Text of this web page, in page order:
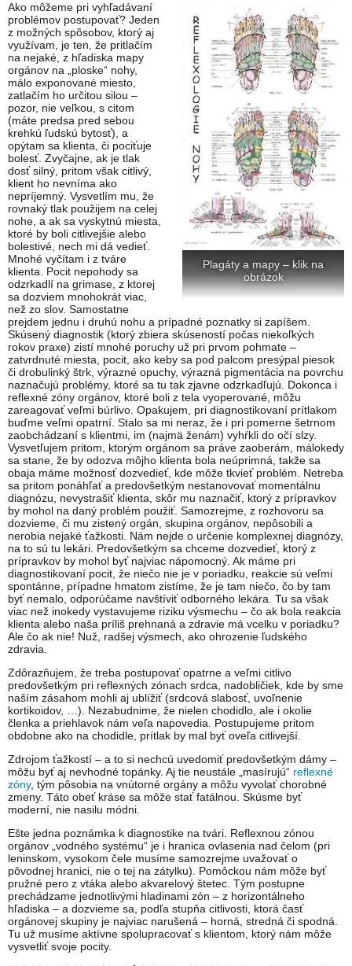
Plagáty a mapy – klik na
obrázok
Ako môžeme pri vyhľadávaní
problémov postupovať? Jeden
z možných spôsobov, ktorý aj
využívam, je ten, že pritlačím
na nejaké, z hľadiska mapy
orgánov na „ploske“ nohy,
málo exponované miesto,
zatlačím ho určitou silou –
pozor, nie veľkou, s citom
(máte predsa pred sebou
krehkú ľudskú bytosť), a
opýtam sa klienta, či pociťuje
bolesť. Zvyčajne, ak je tlak
dosť silný, pritom však citlivý,
klient ho nevníma ako
nepríjemný. Vysvetlím mu, že
rovnaký tlak použijem na celej
nohe, a ak sa vyskytnú miesta,
ktoré by boli citlivejšie alebo
bolestivé, nech mi dá vedieť.
Mnohé vyčítam i z tváre
klienta. Pocit nepohody sa
odzrkadlí na grimase, z ktorej
sa dozviem mnohokrát viac,
než zo slov. Samostatne
prejdem jednu i druhú nohu a prípadné poznatky si zapíšem.
Skúsený diagnostik (ktorý zbiera skúseností počas niekoľkých
rokov praxe) zistí mnohé poruchy už pri prvom pohmate –
zatvrdnuté miesta, pocit, ako keby sa pod palcom presýpal piesok
či drobulinký štrk, výrazné opuchy, výrazná pigmentácia na povrchu
naznačujú problémy, ktoré sa tu tak zjavne odzrkadľujú. Dokonca i
reflexné zóny orgánov, ktoré boli z tela vyoperované, môžu
zareagovať veľmi búrlivo. Opakujem, pri diagnostikovaní prítlakom
buďme veľmi opatrní. Stalo sa mi neraz, že i pri pomerne šetrnom
zaobchádzaní s klientmi, im (najmä ženám) vyhŕkli do očí slzy.
Vysvetľujem pritom, ktorým orgánom sa práve zaoberám, málokedy
sa stane, že by odozva môjho klienta bola neúprimná, takže sa
obaja máme možnosť dozvedieť, kde môže tkvieť problém. Netreba
sa pritom ponáhľať a predovšetkým nestanovovať momentálnu
diagnózu, nevystrašiť klienta, skôr mu naznačiť, ktorý z prípravkov
by mohol na daný problém použiť. Samozrejme, z rozhovoru sa
dozvieme, či mu zistený orgán, skupina orgánov, nepôsobili a
nerobia nejaké ťažkosti. Nám nejde o určenie komplexnej diagnózy,
na to sú tu lekári. Predovšetkým sa chceme dozvedieť, ktorý z
prípravkov by mohol byť najviac nápomocný. Ak máme pri
diagnostikovaní pocit, že niečo nie je v poriadku, reakcie sú veľmi
spontánne, prípadne hmatom zistíme, že je tam niečo, čo by tam
byť nemalo, odporúčame navštíviť odborného lekára. Tu sa však
viac než inokedy vystavujeme riziku výsmechu – čo ak bola reakcia
klienta alebo naša príliš prehnaná a zdravie má vcelku v poriadku?
Ale čo ak nie! Nuž, radšej výsmech, ako ohrozenie ľudského
zdravia.
Zdôrazňujem, že treba postupovať opatrne a veľmi citlivo
predovšetkým pri reflexných zónach srdca, nadobličiek, kde by sme
naším zásahom mohli aj ublížiť (srdcová slabosť, uvoľnenie
kortikoidov, …). Nezabudnime, že nielen chodidlo, ale i okolie
členka a priehlavok nám veľa napovedia. Postupujeme pritom
obdobne ako na chodidle, prítlak by mal byť oveľa citlivejší.
Zdrojom ťažkostí – a to si nechcú uvedomiť predovšetkým dámy –
môžu byť aj nevhodné topánky. Aj tie neustále „masírujú“ reflexné
zóny, tým pôsobia na vnútorné orgány a môžu vyvolať chorobné
zmeny. Táto obeť kráse sa môže stať fatálnou. Skúsme byť
moderní, nie nasilu módni.
Ešte jedna poznámka k diagnostike na tvári. Reflexnou zónou
orgánov „vodného systému“ je i hranica ovlasenia nad čelom (pri
leninskom, vysokom čele musíme samozrejme uvažovať o
pôvodnej hranici, nie o tej na zátylku). Pomôckou nám môže byť
pružné pero z vtáka alebo akvarelový štetec. Tým postupne
prechádzame jednotlivými hladinami zón – z horizontálneho
hľadiska – a dozvieme sa, podľa stupňa citlivosti, ktorá časť
orgánovej skupiny je najviac narušená – horná, stredná či spodná.
Tu už musíme aktívne spolupracovať s klientom, ktorý nám môže
vysvetliť svoje pocity.